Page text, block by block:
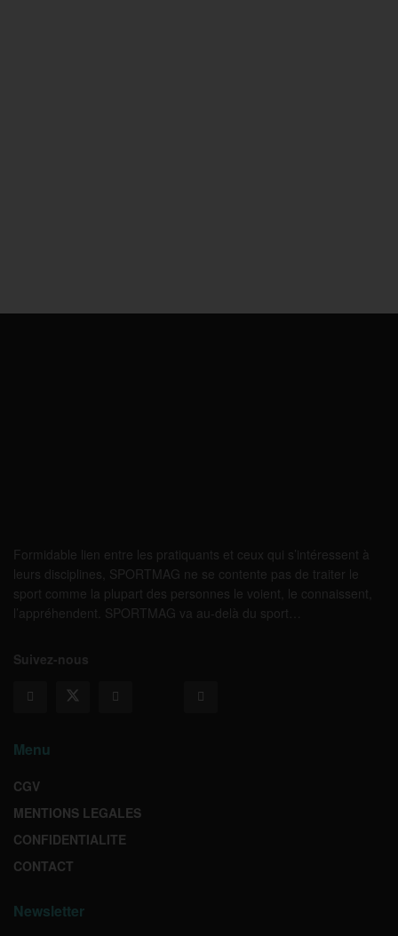
Formidable lien entre les pratiquants et ceux qui s’intéressent à
leurs disciplines, SPORTMAG ne se contente pas de traiter le
sport comme la plupart des personnes le voient, le connaissent,
l’appréhendent. SPORTMAG va au-delà du sport…
Suivez-nous
Menu
CGV
MENTIONS LEGALES
CONFIDENTIALITE
CONTACT
Newsletter